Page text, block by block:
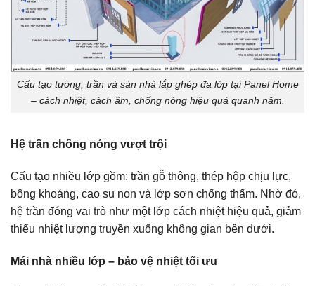
Cấu tạo tường, trần và sàn nhà lắp ghép đa lớp tại Panel Home
– cách nhiệt, cách âm, chống nóng hiệu quả quanh năm.
Hệ trần chống nóng vượt trội
Cấu tạo nhiều lớp gồm: trần gỗ thông, thép hộp chịu lực,
bông khoáng, cao su non và lớp sơn chống thấm. Nhờ đó,
hệ trần đóng vai trò như một lớp cách nhiệt hiệu quả, giảm
thiểu nhiệt lượng truyền xuống không gian bên dưới.
Mái nhà nhiều lớp – bảo vệ nhiệt tối ưu